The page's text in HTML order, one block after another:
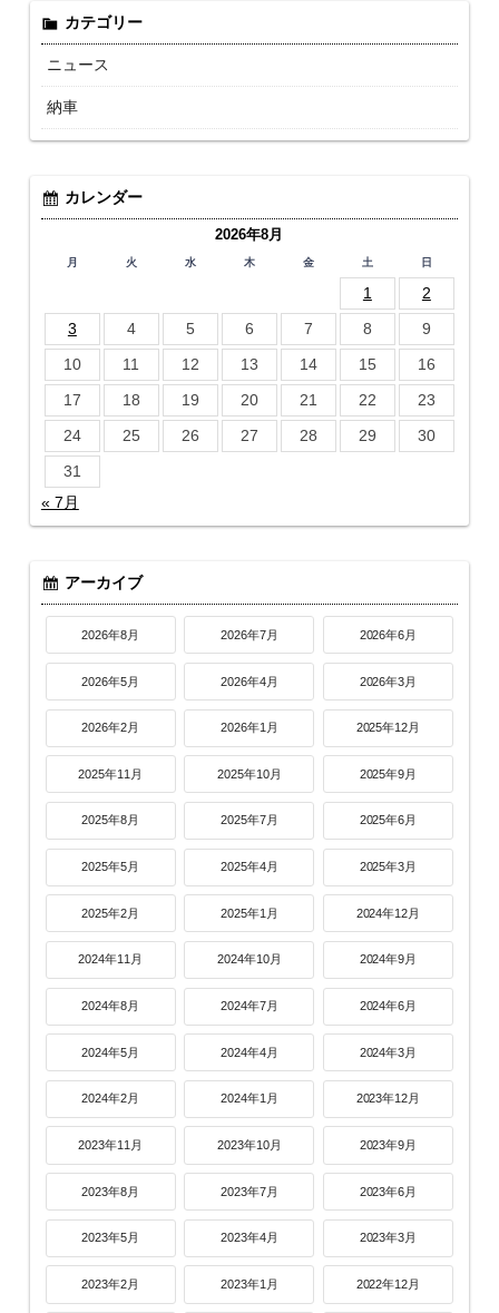
カテゴリー
ニュース
納車
カレンダー
2026年8月
月 火 水 木 金 土 日
1
2
3
4 5 6 7 8
9
10
11 12 13 14 15
16
17
18 19 20 21 22
23
24
25 26 27 28 29
30
31
« 7月
アーカイブ
2026年8月 2026年7月 2026年6月
2026年5月 2026年4月 2026年3月
2026年2月 2026年1月 2025年12月
2025年11月 2025年10月 2025年9月
2025年8月 2025年7月 2025年6月
2025年5月 2025年4月 2025年3月
2025年2月 2025年1月 2024年12月
2024年11月 2024年10月 2024年9月
2024年8月 2024年7月 2024年6月
2024年5月 2024年4月 2024年3月
2024年2月 2024年1月 2023年12月
2023年11月 2023年10月 2023年9月
2023年8月 2023年7月 2023年6月
2023年5月 2023年4月 2023年3月
2023年2月 2023年1月 2022年12月